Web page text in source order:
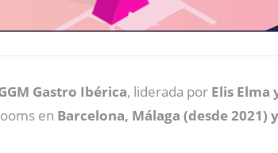
Gastro Ibérica, liderada por Elis Elma
en Barcelona, Málaga (desde 2021)